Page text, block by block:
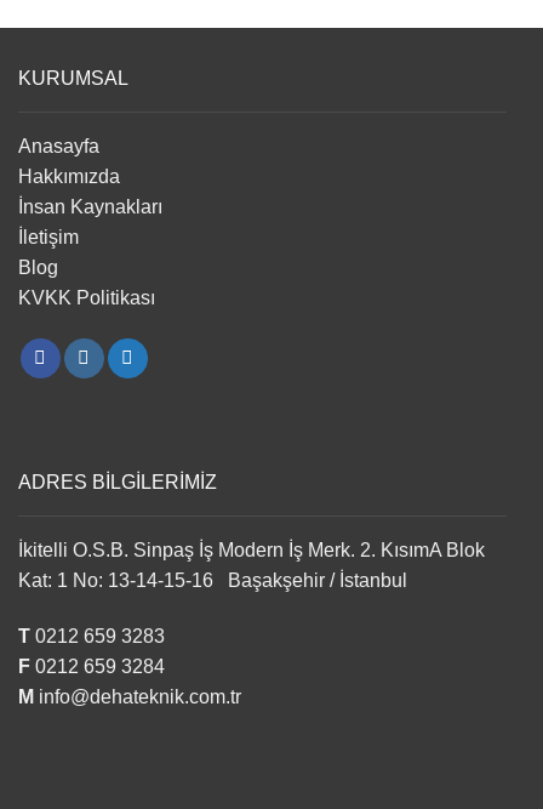
KURUMSAL
Anasayfa
Hakkımızda
İnsan Kaynakları
İletişim
Blog
KVKK Politikası
ADRES BİLGİLERİMİZ
İkitelli O.S.B. Sinpaş İş Modern İş Merk. 2. KısımA Blok
Kat: 1 No: 13-14-15-16 Başakşehir / İstanbul
T 0212 659 3283
F 0212 659 3284
M info@dehateknik.com.tr